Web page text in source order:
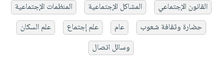
القانون الإجتماعي
المشاكل الإجتماعية
المنظمات الإجتماعية
حضارة وثقافة شعوب
عام علم إجتماع
علم السكان
وسائل اتصال